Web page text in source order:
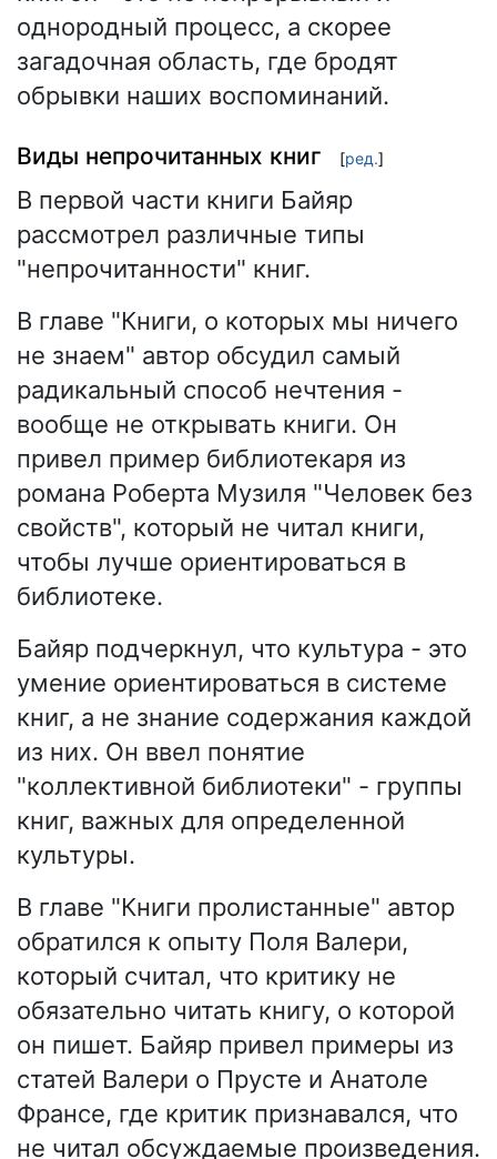
однородный процесс, а скорее
загадочная область, где бродят
обрывки наших воспоминаний.
Виды непрочитанных книг [ред.]
В первой части книги Байяр
рассмотрел различные типы
"непрочитанности" книг.
В главе "Книги, о которых мы ничего
не знаем" автор обсудил самый
радикальный способ нечтения -
вообще не открывать книги. Он
привел пример библиотекаря из
романа Роберта Музиля "Человек без
свойств", который не читал книги,
чтобы лучше ориентироваться в
библиотеке.
Байяр подчеркнул, что культура - это
умение ориентироваться в системе
книг, а не знание содержания каждой
из них. Он ввел понятие
"коллективной библиотеки" - группы
книг, важных для определенной
культуры.
В главе "Книги пролистанные" автор
обратился к опыту Поля Валери,
который считал, что критику не
обязательно читать книгу, о которой
он пишет. Байяр привел примеры из
статей Валери о Прусте и Анатоле
Франсе, где критик признавался, что
не читал обсуждаемые произведения.